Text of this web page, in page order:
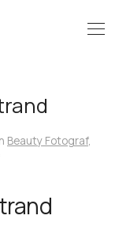
Menü
Beauty Fotograf,